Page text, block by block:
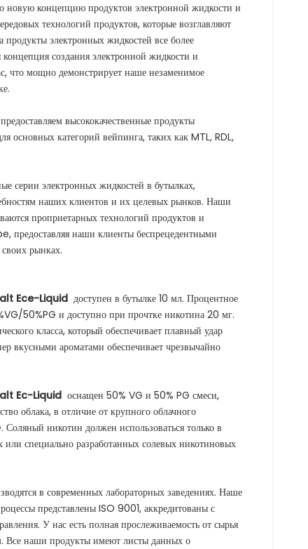
новую концепцию продуктов электронной жидкости и
технологий продуктов, которые возглавляют
электронных жидкостей все более
создания электронной жидкости и
что мощно демонстрирует наше незаменимое
высококачественные продукты
основных категорий вейпинга, таких как MTL, RDL,
серии электронных жидкостей в бутылках,
наших клиентов и их целевых рынков. Наши
проприетарных технологий продуктов и
наши клиенты беспрецедентными
рынках.
Ece-Liquid доступен в бутылке 10 мл. Процентное
50%PG и доступно при прочтке никотина 20 мг.
класса, который обеспечивает плавный удар
вкусными ароматами обеспечивает чрезвычайно
Ec-Liquid оснащен 50% VG и 50% PG смеси,
облака, в отличие от крупного облачного
никотин должен использоваться только в
или специально разработанных солевых никотиновых
в современных лабораторных заведениях. Наше
представлены ISO 9001, аккредитованы с
У нас есть полная прослеживаемость от сырья
Все наши продукты имеют листы данных о